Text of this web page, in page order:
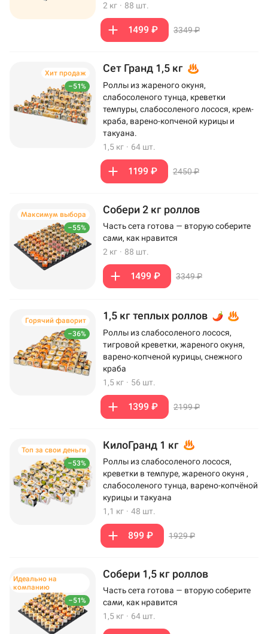
2 кг · 88 шт.
1499 ₽ 3349 ₽
–51%
Хит продаж Сет Гранд 1,5 кг
Роллы из жареного окуня,
слабосоленого тунца, креветки
темпуры, слабосоленого лосося, крем-
краба, варено-копченой курицы и
такуана.
1,5 кг · 64 шт.
1199 ₽ 2450 ₽
–55%
Максимум выбора Собери 2 кг роллов
Часть сета готова — вторую соберите
сами, как нравится
2 кг · 88 шт.
1499 ₽ 3349 ₽
–36%
Горячий фаворит 1,5 кг теплых роллов
Роллы из слабосоленого лосося,
тигровой креветки, жареного окуня,
варено-копченой курицы, снежного
краба
1,5 кг · 56 шт.
1399 ₽ 2199 ₽
–53%
Топ за свои деньги КилоГранд 1 кг
Роллы из слабосоленого лосося,
креветки в темпуре, жареного окуня ,
слабосоленого тунца, варено-копчёной
курицы и такуана
1,1 кг · 48 шт.
899 ₽ 1929 ₽
–51%
Идеально на
компанию
Собери 1,5 кг роллов
Часть сета готова — вторую соберите
сами, как нравится
1,5 кг · 64 шт.